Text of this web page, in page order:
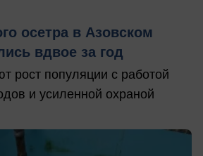
осетра в Азовском
вдвое за год
рост популяции с работой
и усиленной охраной